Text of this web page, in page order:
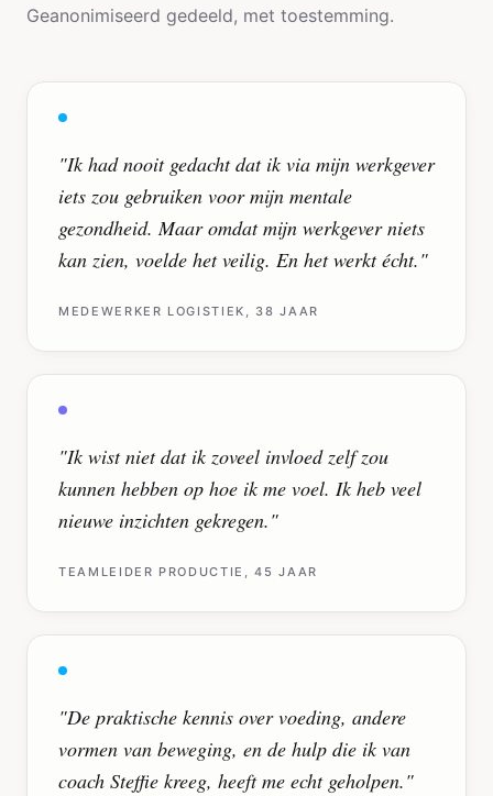
Geanonimiseerd gedeeld, met toestemming.
"Ik had nooit gedacht dat ik via mijn werkgever
iets zou gebruiken voor mijn mentale
gezondheid. Maar omdat mijn werkgever niets
kan zien, voelde het veilig. En het werkt écht."
MEDEWERKER LOGISTIEK, 38 JAAR
"Ik wist niet dat ik zoveel invloed zelf zou
kunnen hebben op hoe ik me voel. Ik heb veel
nieuwe inzichten gekregen."
TEAMLEIDER PRODUCTIE, 45 JAAR
"De praktische kennis over voeding, andere
vormen van beweging, en de hulp die ik van
coach Steffie kreeg, heeft me echt geholpen."